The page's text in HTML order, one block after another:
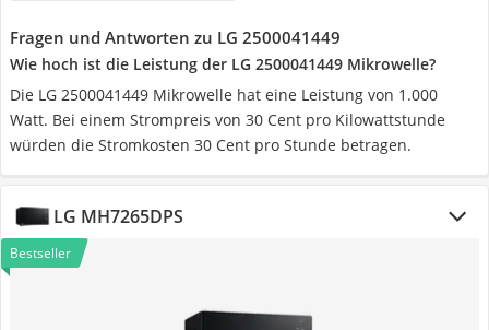
Fragen und Antworten zu LG 2500041449
Wie hoch ist die Leistung der LG 2500041449 Mikrowelle?
Die LG 2500041449 Mikrowelle hat eine Leistung von 1.000
Watt. Bei einem Strompreis von 30 Cent pro Kilowattstunde
würden die Stromkosten 30 Cent pro Stunde betragen.
LG MH7265DPS
Bestseller